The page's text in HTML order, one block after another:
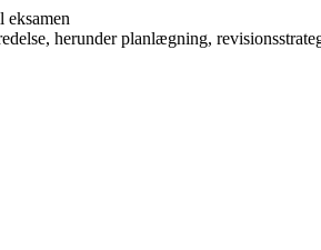
eksamen
herunder planlægning,